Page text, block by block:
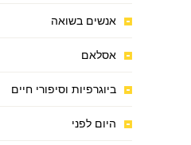
אנשים בשואה
אסלאם
ביוגרפיות וסיפורי חיים
היום לפני